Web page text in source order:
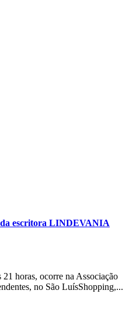
escritora LINDEVANIA
horas, ocorre na Associação
no São LuísShopping,...